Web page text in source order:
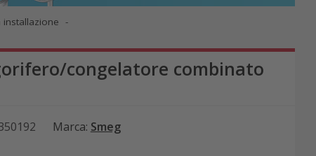
congelatore combinato
Marca: Smeg